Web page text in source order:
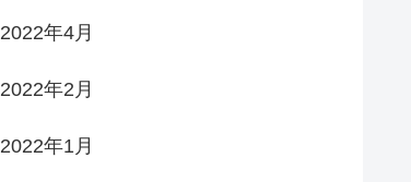
2022年4月
2022年2月
2022年1月